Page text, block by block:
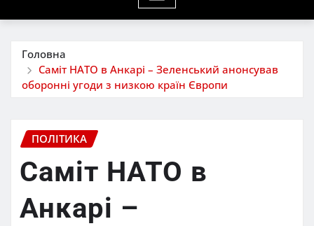
Головна
Саміт НАТО в Анкарі – Зеленський анонсував
оборонні угоди з низкою країн Європи
ПОЛІТИКА
Саміт НАТО в
Анкарі –